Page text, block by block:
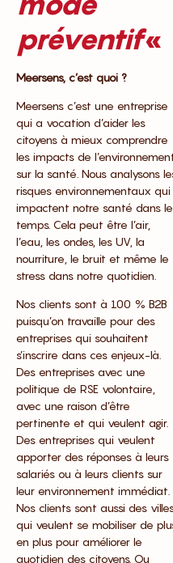
préventif«
Meersens, c’est quoi ?
Meersens c’est une entreprise
qui a vocation d’aider les
citoyens à mieux comprendre
les impacts de
sur la santé. Nous analysons
risques environnementaux qui
impactent notre santé dans le
temps. Cela peut être l’air,
l’eau, les ondes, les UV, la
nourriture, le bruit et même le
stress dans notre quotidien.
Nos clients sont à 100 % B2B
puisqu’on travaille pour des
entreprises qui souhaitent
s’inscrire dans ces enjeux-là.
Des entreprises avec une
politique de RSE volontaire,
avec une raison d’être
pertinente et qui veulent agir.
Des entreprises qui veulent
apporter des réponses à leurs
salariés ou à leurs clients sur
leur environnement immédiat.
Nos clients sont aussi des
qui veulent se mobiliser de
en plus pour améliorer le
quotidien des citoyens. Ou